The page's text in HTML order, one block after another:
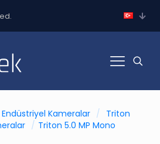
Endüstriyel Kameralar /
Triton
/ Triton 5.0 MP Mono